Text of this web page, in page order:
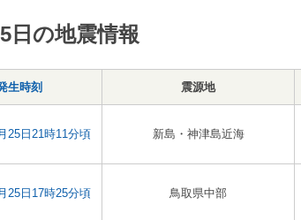
日の地震情報
生時刻 震源地
25日21時11分頃 新島・神津島近海
25日17時25分頃 鳥取県中部